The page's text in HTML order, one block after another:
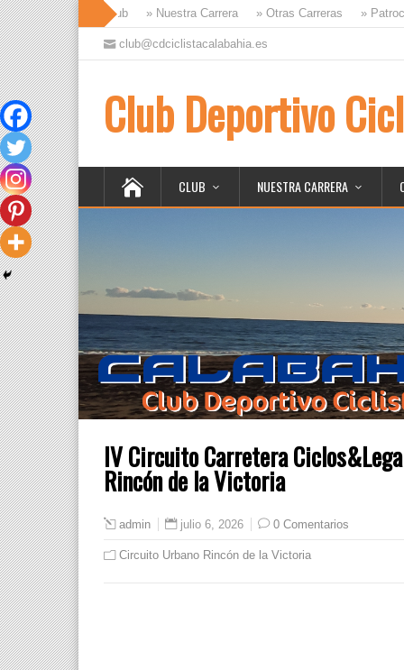
» Club » Nuestra Carrera » Otras Carreras »
club@cdciclistacalabahia.es
Club Deportivo
CLUB NUESTRA CARRERA
IV Circuito Carretera
Rincón de la Victoria
admin julio 6, 2026 0 Comentarios
Circuito Urbano Rincón de la Victoria